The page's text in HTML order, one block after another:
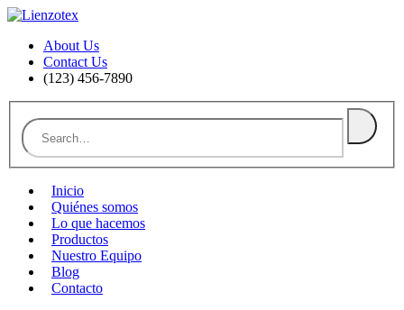
About Us
Contact Us
(123) 456-7890
Inicio
Quiénes somos
Lo que hacemos
Productos
Nuestro Equipo
Blog
Contacto